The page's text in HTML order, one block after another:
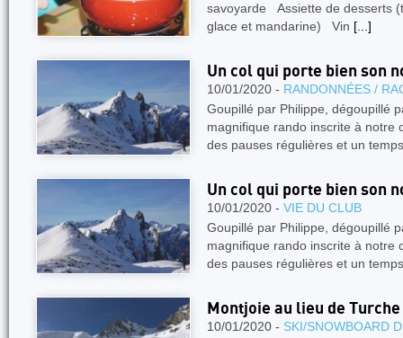
savoyarde Assiette de desserts
glace et mandarine) Vin [...]
Un col qui porte bien son
10/01/2020 - RANDONNÉES /
Goupillé par Philippe, dégoupillé
magnifique rando inscrite à notre
des pauses régulières et un
Un col qui porte bien son
10/01/2020 - VIE DU CLUB
Goupillé par Philippe, dégoupillé
magnifique rando inscrite à notre
des pauses régulières et un
Montjoie au lieu de Turche
10/01/2020 - SKI/SNOWBOARD